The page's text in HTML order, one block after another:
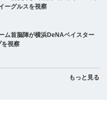
ーグルスを視察
ム首脳陣が横浜DeNAベイスター
を視察
もっと見る